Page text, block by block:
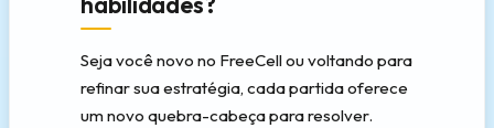
Seja você novo no FreeCell ou voltando para
refinar sua estratégia, cada partida oferece
um novo quebra-cabeça para resolver.